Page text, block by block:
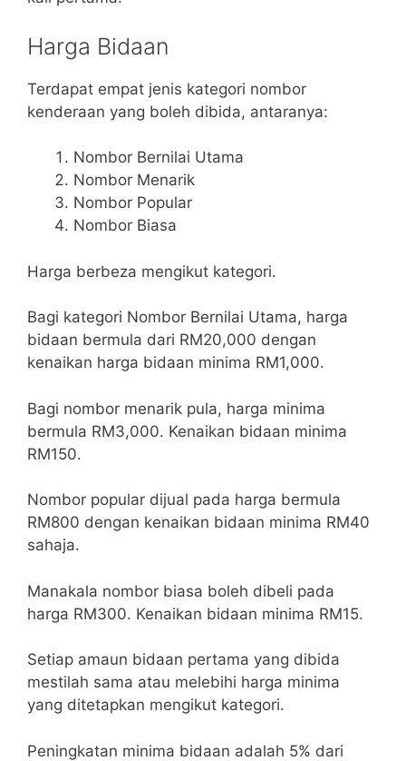
Harga Bidaan
Terdapat empat jenis kategori nombor
kenderaan yang boleh dibida, antaranya:
Nombor Bernilai Utama
Nombor Menarik
Nombor Popular
Nombor Biasa
Harga berbeza mengikut kategori.
Bagi kategori Nombor Bernilai Utama, harga
bidaan bermula dari RM20,000 dengan
kenaikan harga bidaan minima RM1,000.
Bagi nombor menarik pula, harga minima
bermula RM3,000. Kenaikan bidaan minima
RM150.
Nombor popular dijual pada harga bermula
RM800 dengan kenaikan bidaan minima RM40
sahaja.
Manakala nombor biasa boleh dibeli pada
harga RM300. Kenaikan bidaan minima RM15.
Setiap amaun bidaan pertama yang dibida
mestilah sama atau melebihi harga minima
yang ditetapkan mengikut kategori.
Peningkatan minima bidaan adalah 5% dari